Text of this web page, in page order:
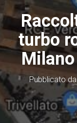
turbo
Pubblicato da